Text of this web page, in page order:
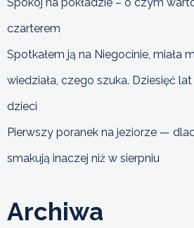
czarterem
Spotkałem ją na Niegocinie, miała
wiedziała, czego szuka. Dziesięć
dzieci
Pierwszy poranek na jeziorze —
smakują inaczej niż w sierpniu
Archiwa